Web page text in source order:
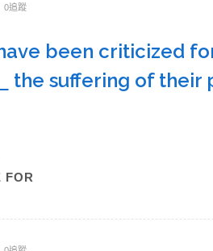
0追蹤
been criticized
the suffering of their
FOR